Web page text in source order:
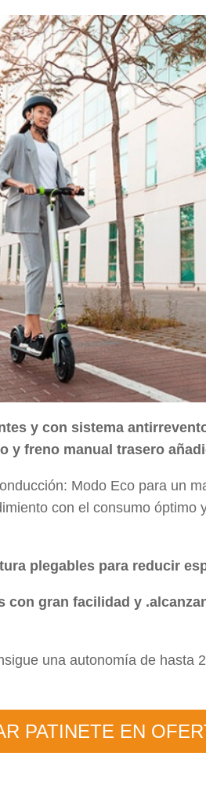
y con sistema
y freno manual trasero
Modo Eco para un
con el consumo óptimo
plegables para reducir
con gran facilidad y
una autonomía de hasta
PATINETE EN